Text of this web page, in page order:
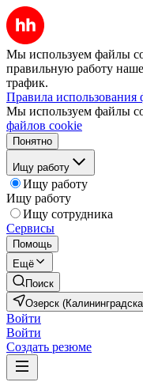
Мы используем файлы
правильную работу
трафик.
Правила использования
Мы используем файлы
файлов cookie
Понятно
Ищу работу
Ищу работу
Ищу работу
Ищу сотрудника
Сервисы
Помощь
Ещё
Поиск
Озерск
Войти
Войти
Создать резюме